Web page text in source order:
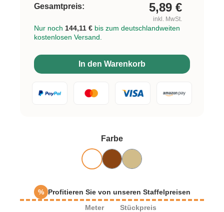
Farbeauswählen
% Profitieren Sie von unseren Staffelpreisen
Meter
Stückpreis
Gesamtpreis: 5,89 €
inkl. MwSt.
Nur noch 144,11 € bis zum deutschlandweiten
kostenlosen Versand.
In den Warenkorb